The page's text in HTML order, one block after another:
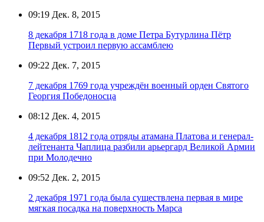
09:19 Дек. 8, 2015
8 декабря 1718 года в доме Петра Бутурлина Пётр
Первый устроил первую ассамблею
09:22 Дек. 7, 2015
7 декабря 1769 года учреждён военный орден Святого
Георгия Победоносца
08:12 Дек. 4, 2015
4 декабря 1812 года отряды атамана Платова и генерал-
лейтенанта Чаплица разбили арьергард Великой Армии
при Молодечно
09:52 Дек. 2, 2015
2 декабря 1971 года была существлена первая в мире
мягкая посадка на поверхность Марса